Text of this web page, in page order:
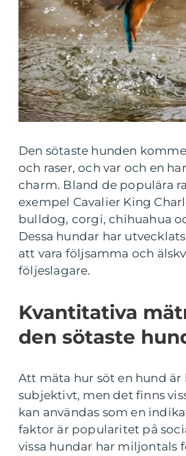
Den sötaste hunden
och raser, och var och en
charm. Bland de populära
exempel Cavalier King
bulldog, corgi, chihuahua
Dessa hundar har
att vara följsamma och
följeslagare.
Kvantitativa
den sötaste
Att mäta hur söt en hund är
subjektivt, men det finns
kan användas som en
faktor är popularitet på
vissa hundar har miljontals